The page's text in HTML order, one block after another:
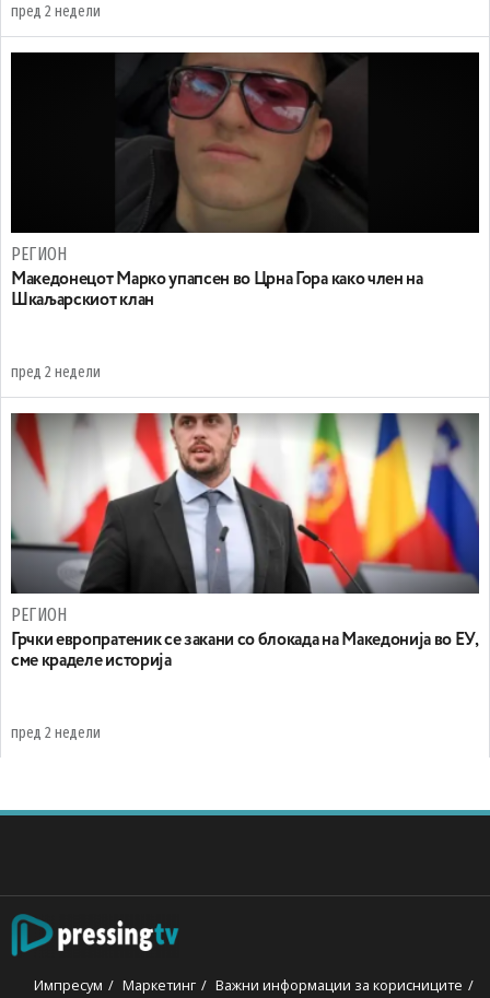
пред 2 недели
РЕГИОН
Maкедонецот Марко упапсен во Црна Гора како член на
Шкаљарскиот клан
пред 2 недели
РЕГИОН
Грчки европратеник се закани со блокада на Македонија во ЕУ,
сме краделе историја
пред 2 недели
Импресум Маркетинг
Важни информации за корисниците